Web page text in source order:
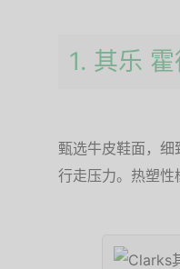
1. 其乐
甄选牛皮鞋面，
行走压力。热塑性